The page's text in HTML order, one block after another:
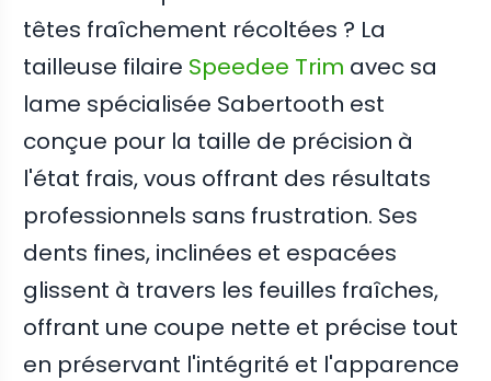
têtes fraîchement récoltées ? La
tailleuse filaire Speedee Trim avec sa
lame spécialisée Sabertooth est
conçue pour la taille de précision à
l'état frais, vous offrant des résultats
professionnels sans frustration. Ses
dents fines, inclinées et espacées
glissent à travers les feuilles fraîches,
offrant une coupe nette et précise tout
en préservant l'intégrité et l'apparence